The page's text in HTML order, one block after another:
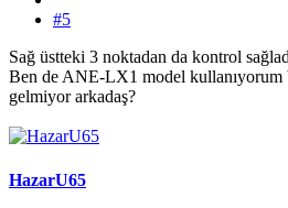
#5
Sağ üstteki 3 noktadan da kontrol
Ben de ANE-LX1 model kullanıyorum
gelmiyor arkadaş?
HazarU65